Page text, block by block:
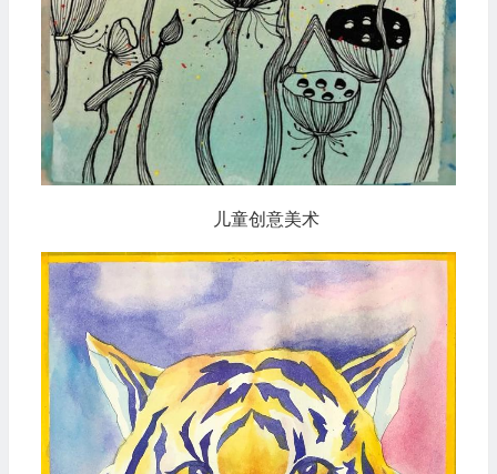
儿童创意美术